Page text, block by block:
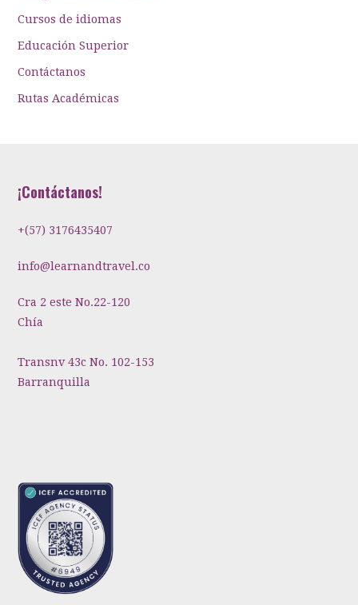
Cursos de idiomas
Educación Superior
Contáctanos
Rutas Académicas
¡Contáctanos!
+(57) 3176435407
info@learnandtravel.co
Cra 2 este No.22-120
Chía
Transnv 43c No. 102-153
Barranquilla